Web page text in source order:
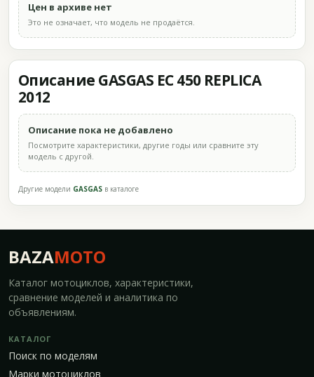
Цен в архиве нет
Это не означает, что модель не продаётся.
Описание GASGAS EC 450 REPLICA
2012
Описание пока не добавлено
Посмотрите характеристики, другие годы или сравните эту
модель с другой.
Другие модели GASGAS в каталоге
BAZAMOTO
Каталог мотоциклов, характеристики,
сравнение моделей и аналитика по
объявлениям.
КАТАЛОГ
Поиск по моделям
Марки мотоциклов